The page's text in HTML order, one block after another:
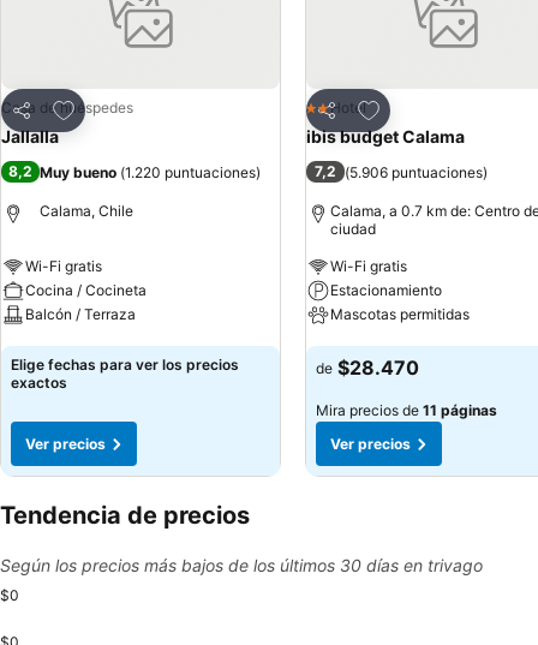
Compartir
Agregar a favoritos
Casa de huéspedes
Jallalla
8,2 Muy bueno (1.220 puntuaciones)
Calama, Chile
Wi-Fi gratis
Cocina / Cocineta
Balcón / Terraza
Ver precios
Elige fechas para ver los precios
exactos
Ver precios
Compartir
Agregar a favoritos
2 Estrellas
Hotel
ibis budget Calama
7,2 (5.906 puntuaciones)
Calama, a 0.7 km de: Centro
ciudad
Wi-Fi gratis
Estacionamiento
Mascotas permitidas
Ver precios
de $28.470
Mira precios de 11 páginas
Ver precios
Tendencia de precios
Según los precios más bajos de los últimos 30 días en trivago
$0
$0